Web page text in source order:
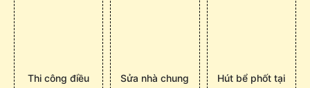
Thi công điều
Sửa nhà chung
Hút bể phốt tại